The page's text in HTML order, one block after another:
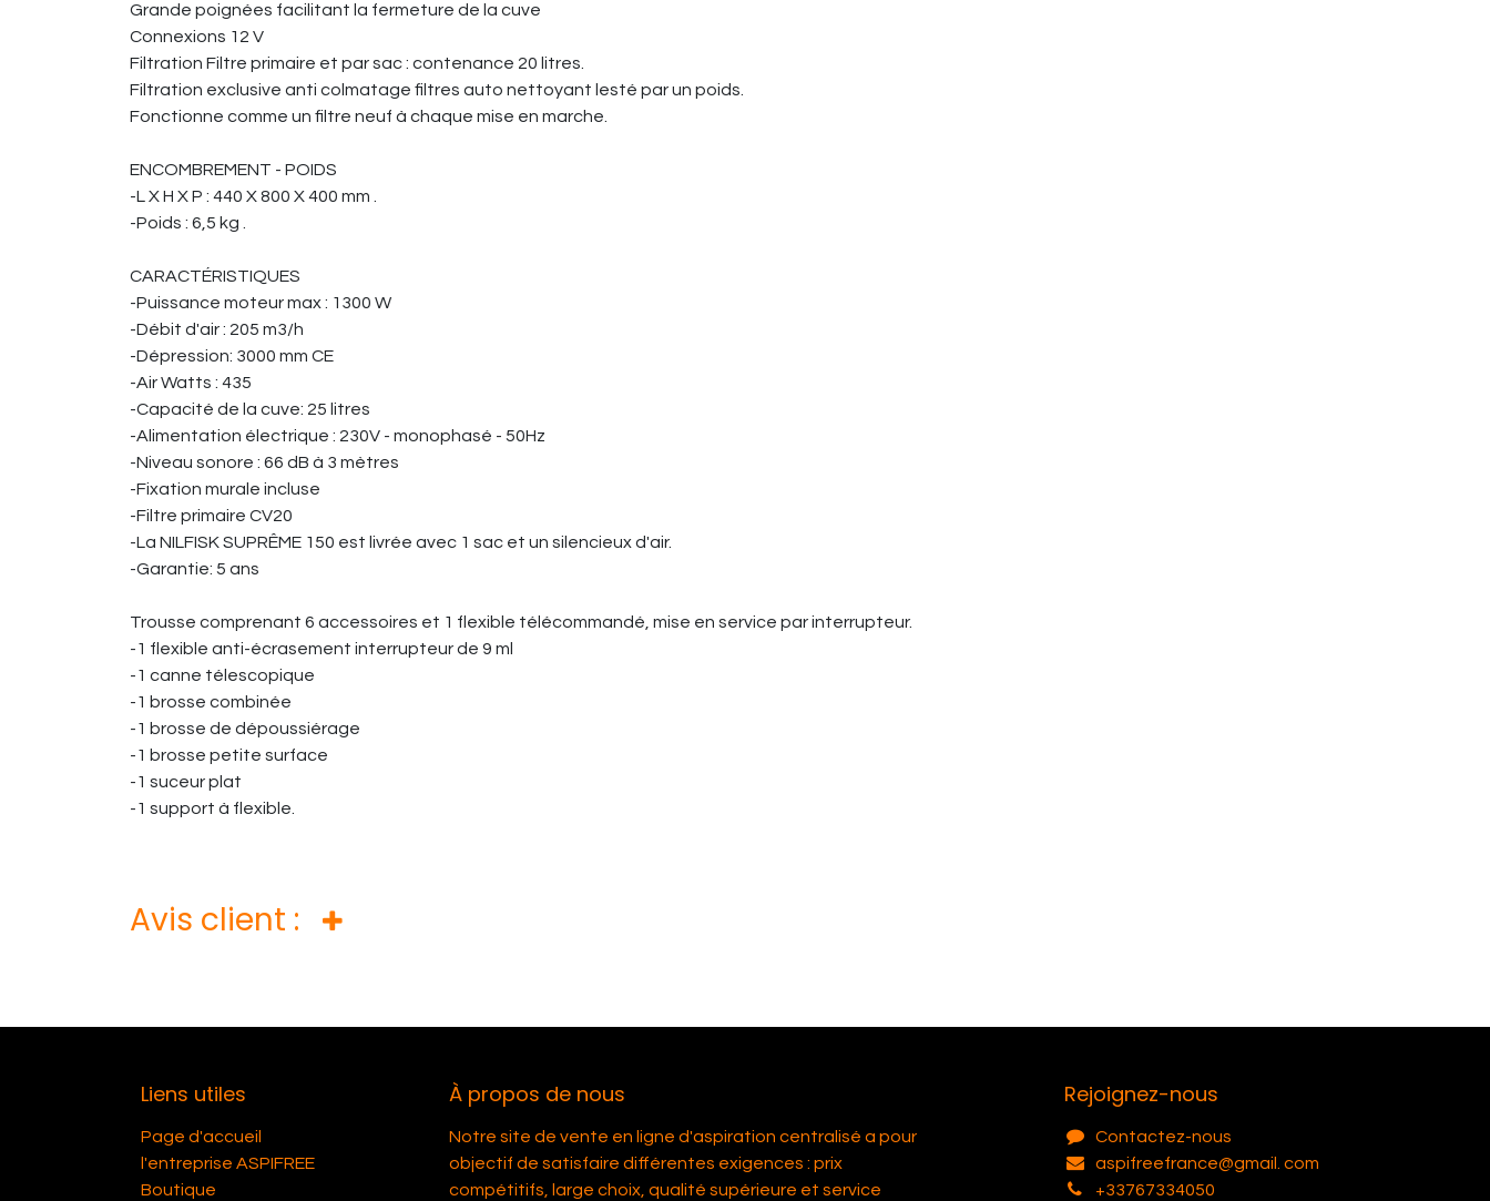
Grande poignées facilitant la fermeture de la cuve
Connexions 12 V
Filtration Filtre primaire et par sac : contenance 20 litres.
Filtration exclusive anti colmatage filtres auto nettoyant lesté par un poids.
Fonctionne comme un filtre neuf à chaque mise en marche.
ENCOMBREMENT - POIDS
-L X H X P : 440 X 800 X 400 mm .
-Poids : 6,5 kg .
CARACTÉRISTIQUES
-Puissance moteur max : 1300 W
-Débit d'air : 205 m3/h
-Dépression: 3000 mm CE
-Air Watts : 435
-Capacité de la cuve: 25 litres
-Alimentation électrique : 230V - monophasé - 50Hz
-Niveau sonore : 66 dB à 3 mètres
-Fixation murale incluse
-Filtre primaire CV20
-La NILFISK SUPRÊME 150 est livrée avec 1 sac et un silencieux d'air.
-Garantie: 5 ans
Trousse comprenant 6 accessoires et 1 flexible télécommandé, mise en service par interrupteur.
-1 flexible anti-écrasement interrupteur de 9 ml
-1 canne télescopique
-1 brosse combinée
-1 brosse de dépoussiérage
-1 brosse petite surface
-1 suceur plat
-1 support à flexible.
Avis client :
Liens utiles
Page d'accueil
l'entreprise ASPIFREE
Boutique
Rejoignez-nous
Contactez-nous
aspifreefrance@gmail. com
+33767334050
À propos de nous
Notre site de vente en ligne d'aspiration centralisé a pour
objectif de satisfaire différentes exigences : prix
compétitifs, large choix, qualité supérieure et service